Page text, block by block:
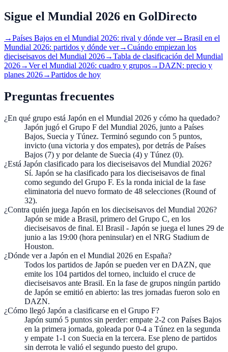
Sigue el Mundial 2026 en GolDirecto
→Países Bajos en el Mundial 2026: rival y dónde ver→Brasil en el
Mundial 2026: partidos y dónde ver→Cuándo empiezan los
dieciseisavos del Mundial 2026→Tabla de clasificación del Mundial
2026→Ver el Mundial 2026: cuadro y grupos→DAZN: precio y
planes 2026→Partidos de hoy
Preguntas frecuentes
¿En qué grupo está Japón en el Mundial 2026 y cómo ha quedado?
Japón jugó el Grupo F del Mundial 2026, junto a Países
Bajos, Suecia y Túnez. Terminó segundo con 5 puntos,
invicto (una victoria y dos empates), por detrás de Países
Bajos (7) y por delante de Suecia (4) y Túnez (0).
¿Está Japón clasificado para los dieciseisavos del Mundial 2026?
Sí. Japón se ha clasificado para los dieciseisavos de final
como segundo del Grupo F. Es la ronda inicial de la fase
eliminatoria del nuevo formato de 48 selecciones (Round of
32).
¿Contra quién juega Japón en los dieciseisavos del Mundial 2026?
Japón se mide a Brasil, primero del Grupo C, en los
dieciseisavos de final. El Brasil - Japón se juega el lunes 29 de
junio a las 19:00 (hora peninsular) en el NRG Stadium de
Houston.
¿Dónde ver a Japón en el Mundial 2026 en España?
Todos los partidos de Japón se pueden ver en DAZN, que
emite los 104 partidos del torneo, incluido el cruce de
dieciseisavos ante Brasil. En la fase de grupos ningún partido
de Japón se emitió en abierto: las tres jornadas fueron solo en
DAZN.
¿Cómo llegó Japón a clasificarse en el Grupo F?
Japón sumó 5 puntos sin perder: empate 2-2 con Países Bajos
en la primera jornada, goleada por 0-4 a Túnez en la segunda
y empate 1-1 con Suecia en la tercera. Ese pleno de partidos
sin derrota le valió el segundo puesto del grupo.